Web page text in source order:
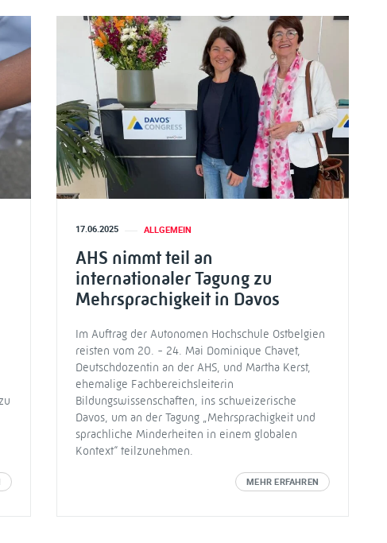
17.06.2025 ALLGEMEIN
AHS nimmt teil an
internationaler Tagung zu
Mehrsprachigkeit in Davos
Im Auftrag der Autonomen Hochschule Ostbelgien
reisten vom 20. - 24. Mai Dominique Chavet,
Deutschdozentin an der AHS, und Martha Kerst,
ehemalige Fachbereichsleiterin
Bildungswissenschaften, ins schweizerische
Davos, um an der Tagung „Mehrsprachigkeit und
sprachliche Minderheiten in einem globalen
Kontext“ teilzunehmen.
MEHR ERFAHREN